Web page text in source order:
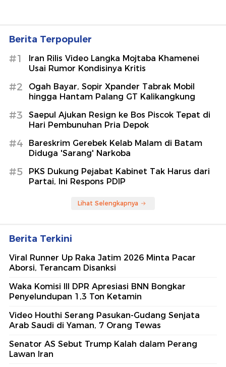
Berita Terpopuler
#1
Iran Rilis Video Langka Mojtaba Khamenei
Usai Rumor Kondisinya Kritis
#2
Ogah Bayar, Sopir Xpander Tabrak Mobil
hingga Hantam Palang GT Kalikangkung
#3
Saepul Ajukan Resign ke Bos Piscok Tepat di
Hari Pembunuhan Pria Depok
#4
Bareskrim Gerebek Kelab Malam di Batam
Diduga 'Sarang' Narkoba
#5
PKS Dukung Pejabat Kabinet Tak Harus dari
Partai, Ini Respons PDIP
Lihat Selengkapnya
Berita Terkini
Viral Runner Up Raka Jatim 2026 Minta Pacar
Aborsi, Terancam Disanksi
Waka Komisi III DPR Apresiasi BNN Bongkar
Penyelundupan 1,3 Ton Ketamin
Video Houthi Serang Pasukan-Gudang Senjata
Arab Saudi di Yaman, 7 Orang Tewas
Senator AS Sebut Trump Kalah dalam Perang
Lawan Iran